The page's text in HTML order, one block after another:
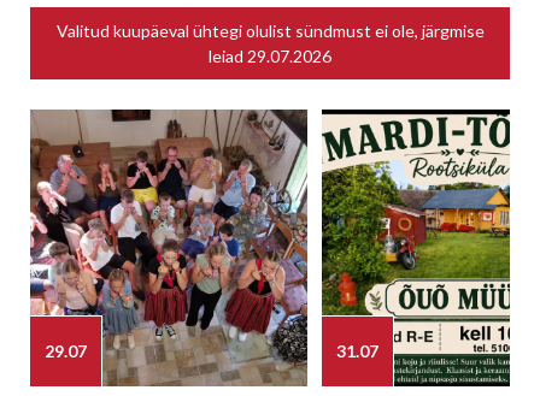
Valitud kuupäeval ühtegi olulist sündmust ei ole, järgmise
leiad 29.07.2026
29.07 31.07